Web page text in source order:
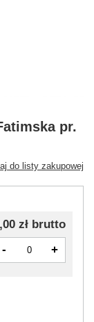
pr.
do listy zakupowej
zł brutto
- +